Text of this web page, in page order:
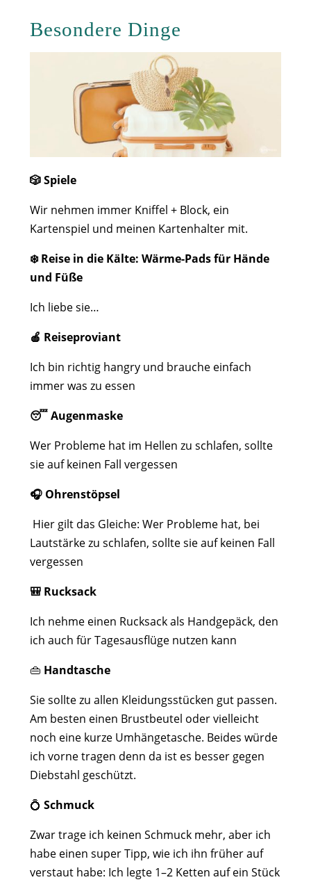
Besondere Dinge
🎲 Spiele
Wir nehmen immer Kniffel + Block, ein
Kartenspiel und meinen Kartenhalter mit.
❄️ Reise in die Kälte: Wärme-Pads für Hände
und Füße
Ich liebe sie…
🍎 Reiseproviant
Ich bin richtig hangry und brauche einfach
immer was zu essen
😴 Augenmaske
Wer Probleme hat im Hellen zu schlafen, sollte
sie auf keinen Fall vergessen
🎧 Ohrenstöpsel
Hier gilt das Gleiche: Wer Probleme hat, bei
Lautstärke zu schlafen, sollte sie auf keinen Fall
vergessen
🎒 Rucksack
Ich nehme einen Rucksack als Handgepäck, den
ich auch für Tagesausflüge nutzen kann
👜 Handtasche
Sie sollte zu allen Kleidungsstücken gut passen.
Am besten einen Brustbeutel oder vielleicht
noch eine kurze Umhängetasche. Beides würde
ich vorne tragen denn da ist es besser gegen
Diebstahl geschützt.
💍Schmuck
Zwar trage ich keinen Schmuck mehr, aber ich
habe einen super Tipp, wie ich ihn früher auf
verstaut habe: Ich legte 1–2 Ketten auf ein Stück